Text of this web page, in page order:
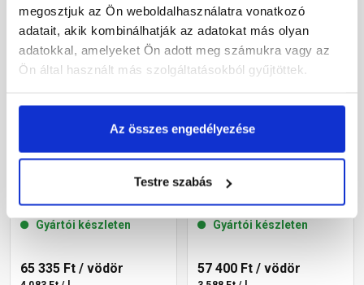
megosztjuk az Ön weboldalhasználatra vonatkozó
adatait, akik kombinálhatják az adatokat más olyan
adatokkal, amelyeket Ön adott meg számukra vagy az
Ön által használt más szolgáltatásokból gyűjtöttek.
Az összes engedélyezése
Testre szabás
Masterplast
Gyártói készleten
65 335 Ft / vödör
Masterplast
Thermomaster akril
Gyártói készleten
57 400 Ft / vödör